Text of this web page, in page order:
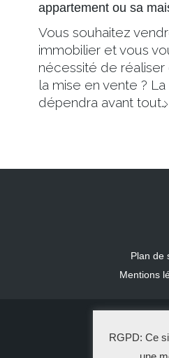
appartement ou sa
Vous souhaitez
immobilier et vous
nécessité de réaliser
la mise en vente ?
dépendra avant tout…
Plan de
Mentions
La
RGPD: Ce